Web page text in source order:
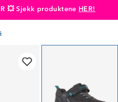
💥 Sjekk produktene HER!
i handlekurven